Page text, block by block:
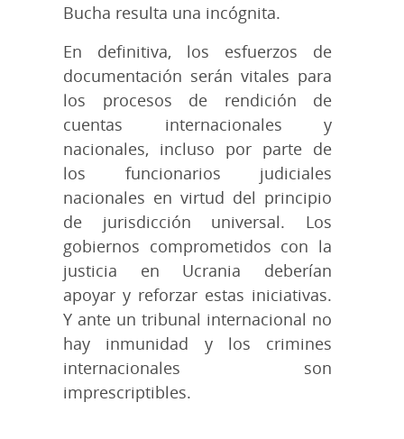
Bucha resulta una incógnita.
En definitiva, los esfuerzos de
documentación serán vitales para
los procesos de rendición de
cuentas internacionales y
nacionales, incluso por parte de
los funcionarios judiciales
nacionales en virtud del principio
de jurisdicción universal. Los
gobiernos comprometidos con la
justicia en Ucrania deberían
apoyar y reforzar estas iniciativas.
Y ante un tribunal internacional no
hay inmunidad y los crimines
internacionales son
imprescriptibles.